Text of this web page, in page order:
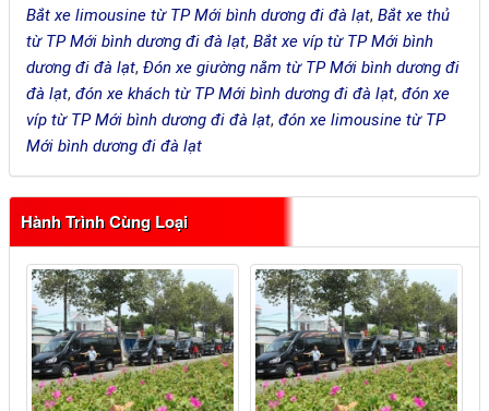
Bắt xe limousine từ TP Mới bình dương đi đà lạt,Bắt xe thủ
từ TP Mới bình dương đi đà lạt,Bắt xe víp từ TP Mới bình
dương đi đà lạt,Đón xe giường nằm từ TP Mới bình dương đi
đà lạt,đón xe khách từ TP Mới bình dương đi đà lạt,đón xe
víp từ TP Mới bình dương đi đà lạt,đón xe limousine từ TP
Mới bình dương đi đà lạt
Hành Trình Cùng Loại